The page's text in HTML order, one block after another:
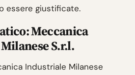
essere giustificate.
Meccanica
S.r.l.
Industriale Milanese